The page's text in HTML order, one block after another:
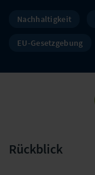
Nachhaltigkeit
EU-Gesetzgebung
Rückblick